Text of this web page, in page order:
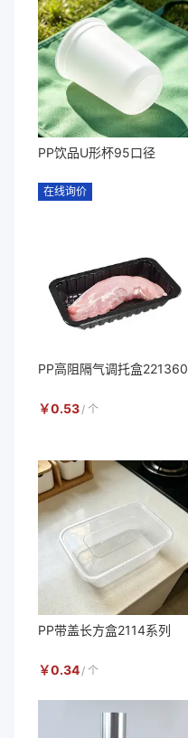
PP饮品U形杯95口径
在线询价
PP高阻隔气调托盒221360
￥0.53 / 个
PP带盖长方盒2114系列
￥0.34 / 个